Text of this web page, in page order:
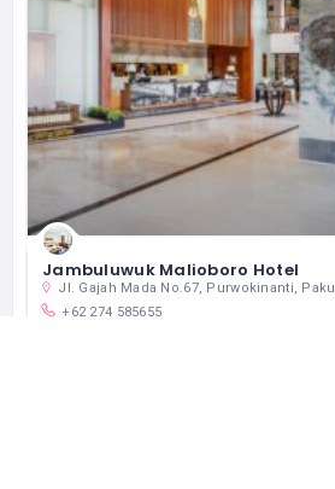
Jambuluwuk Malioboro Hotel
Jl. Gajah Mada No.67, Purwokinanti, Pakualaman, Kota Yogyakarta, Daerah Istimewa
+62 274 585655